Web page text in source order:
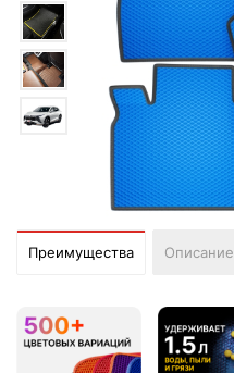
Преимущества Описание